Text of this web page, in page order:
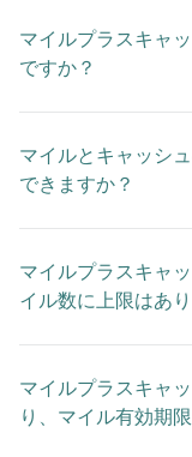
マイルプラスキャ
ですか？
マイルとキャッシ
できますか？
マイルプラスキャ
イル数に上限はあ
マイルプラスキャ
り、マイル有効期